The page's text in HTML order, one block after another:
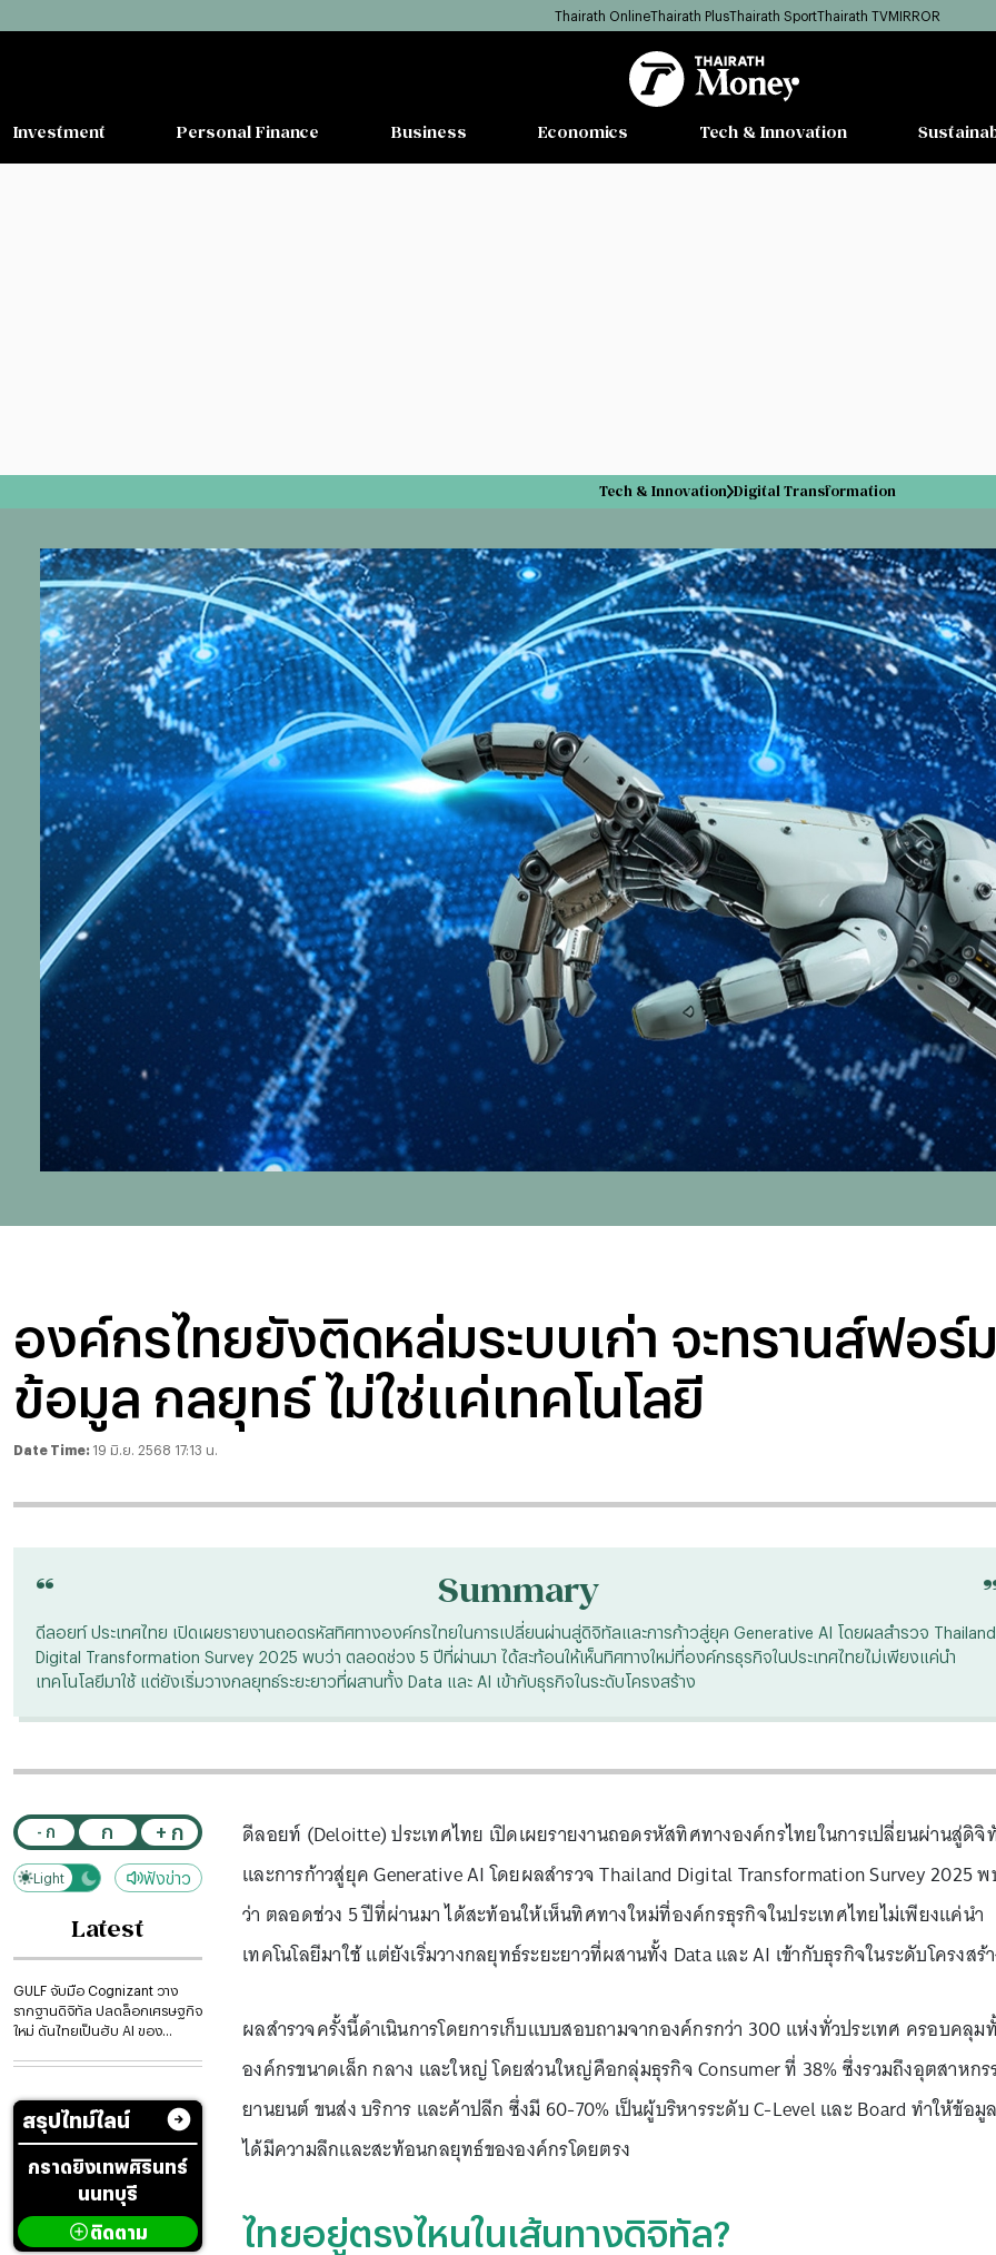
Thairath OnlineThairath PlusThairath SportThairath TVMIRROR
Investment Personal Finance Business Economics Tech & Innovation
Tech & Innovation Digital Transformation
องค์กรไทยยังติดหล่มระบบเก่า จะทรานส์ฟอร์
ข้อมูล กลยุทธ์ ไม่ใช่แค่เทคโนโลยี
Date Time: 19 มิ.ย. 2568 17:13 น.
“ Summary
ดีลอยท์ ประเทศไทย เปิดเผยรายงานถอดรหัสทิศทางองค์กรไทยในการเปลี่ยนผ่านสู่ดิจิทัลและการก้าวสู่ยุค Generative AI โดยผลสำรวจ Thailand
Digital Transformation Survey 2025 พบว่า ตลอดช่วง 5 ปีที่ผ่านมา ได้สะท้อนให้เห็นทิศทางใหม่ที่องค์กรธุรกิจในประเทศไทยไม่เพียงแค่นำ
เทคโนโลยีมาใช้ แต่ยังเริ่มวางกลยุทธ์ระยะยาวที่ผสานทั้ง Data และ AI เข้ากับธุรกิจในระดับโครงสร้าง
- ก ก + ก
Dark
Light ฟังข่าว
Latest
GULF จับมือ Cognizant วาง
รากฐานดิจิทัล ปลดล็อกเศรษฐกิจ
ใหม่ ดันไทยเป็นฮับ AI ของ
สรุปไทม์ไลน์
กราดยิงเทพศิรินทร์
นนทบุรี
ติดตาม
ดีลอยท์ (Deloitte) ประเทศไทย เปิดเผยรายงานถอดรหัสทิศทางองค์กรไทยในการเปลี่ยนผ่านสู่ดิจิ
และการก้าวสู่ยุค Generative AI โดยผลสำรวจ Thailand Digital Transformation Survey 2025
ว่า ตลอดช่วง 5 ปีที่ผ่านมา ได้สะท้อนให้เห็นทิศทางใหม่ที่องค์กรธุรกิจในประเทศไทยไม่เพียงแค่นำ
เทคโนโลยีมาใช้ แต่ยังเริ่มวางกลยุทธ์ระยะยาวที่ผสานทั้ง Data และ AI เข้ากับธุรกิจในระดับโครงสร้
ผลสำรวจครั้งนี้ดำเนินการโดยการเก็บแบบสอบถามจากองค์กรกว่า 300 แห่งทั่วประเทศ ครอบคลุม
องค์กรขนาดเล็ก กลาง และใหญ่ โดยส่วนใหญ่คือกลุ่มธุรกิจ Consumer ที่ 38% ซึ่งรวมถึงอุตสาหกร
ยานยนต์ ขนส่ง บริการ และค้าปลีก ซึ่งมี 60-70% เป็นผู้บริหารระดับ C-Level และ Board ทำให้ข้อมู
ได้มีความลึกและสะท้อนกลยุทธ์ขององค์กรโดยตรง
ไทยอยู่ตรงไหนในเส้นทางดิจิทัล?